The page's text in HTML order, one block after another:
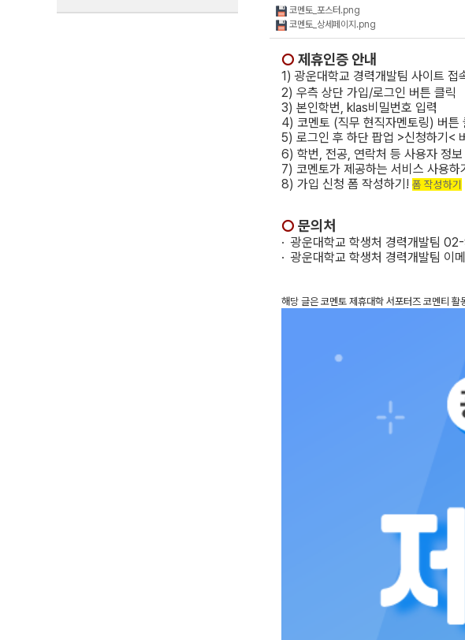
코멘토_포스터.png
코멘토_상세페이지.png
○ 제휴인증 안내
1) 광운대학교 경력개발팀 사이트 접
2) 우측 상단 가입/로그인 버튼 클릭
3) 본인학번, klas비밀번호 입력
4) 코멘토 (직무 현직자멘토링) 버튼
5) 로그인 후 하단 팝업 >신청하기<
6) 학번, 전공, 연락처 등 사용자 정보
7) 코멘토가 제공하는 서비스 사용하
8) 가입 신청 폼 작성하기! 폼 작성하기
○ 문의처
· 광운대학교 학생처 경력개발팀
· ​광운대학교 학생처 경력개발팀 이
해당 글은 코멘토 제휴대학 서포터즈 코멘티 활